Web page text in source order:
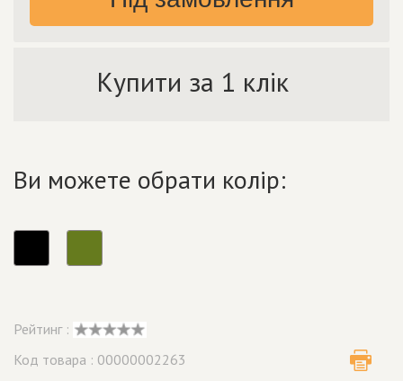
Купити за 1 клік
Ви можете обрати колір:
Рейтинг :
Код товара : 00000002263